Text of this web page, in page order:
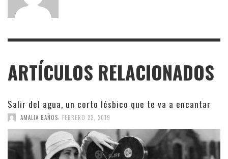
ARTÍCULOS RELACIONADOS
Salir del agua, un corto lésbico que te va a encantar
AMALIA BAÑOS FEBRERO 22, 2019